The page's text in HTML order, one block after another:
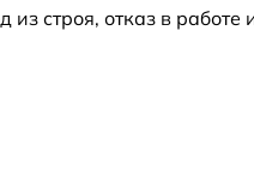
строя, отказ в работе